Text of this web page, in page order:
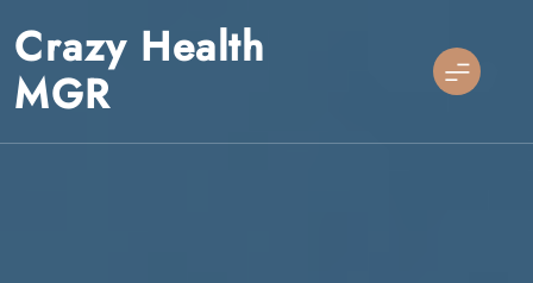
to
content
Crazy Health
MGR